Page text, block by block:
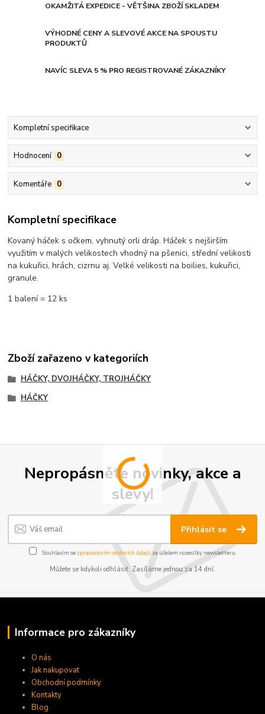
OKAMŽITÁ EXPEDICE - VĚTŠINA ZBOŽÍ SKLADEM
VÝHODNÉ CENY A SLEVOVÉ AKCE NA SPOUSTU
PRODUKTŮ
NAVÍC SLEVA 5 % PRO REGISTROVANÉ ZÁKAZNÍKY
Kompletní specifikace
Hodnocení 0
Komentáře 0
Kompletní specifikace
Kovaný háček s očkem, vyhnutý orli dráp. Háček s nejširším
využitím v malých velikostech vhodný na pšenici, střední velikosti
na kukuřici, hrách, cizrnu aj. Velké velikosti na boilies, kukuřici,
granule.
1 balení = 12 ks
Zboží zařazeno v kategoriích
HÁČKY, DVOJHÁČKY, TROJHÁČKY
HÁČKY
Nepropásněte novinky, akce a
slevy!
Přihlásit se
Souhlasím se zpracováním osobních údajůza účelem rozesílky newsletteru.
Můžete se kdykoli odhlásit. Zasíláme jednou za 14 dní.
Informace pro zákazníky
O nás
Jak nakupovat
Obchodní podmínky
Kontakty
Blog